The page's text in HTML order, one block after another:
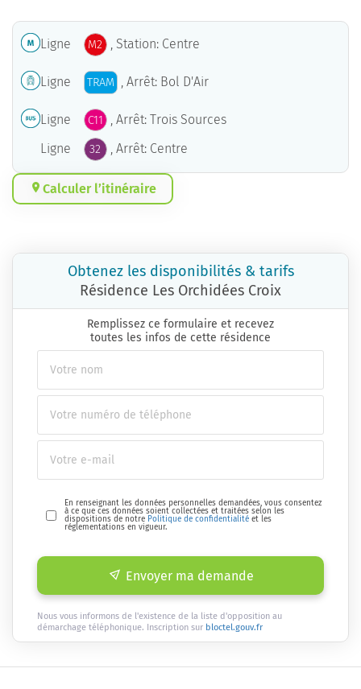
Ligne M2 , Station: Centre
Ligne TRAM , Arrêt: Bol D'Air
Ligne C11
, Arrêt: Trois Sources
Ligne
32 , Arrêt: Centre
Calculer l’itinéraire
Obtenez les disponibilités & tarifs
Résidence Les Orchidées Croix
Remplissez ce formulaire et recevez
toutes les infos de cette résidence
En renseignant les données personnelles demandées, vous consentez
à ce que ces données soient collectées et traitées selon les
dispositions de notre Politique de confidentialité et les
réglementations en vigueur.
Envoyer ma demande
Nous vous informons de l'existence de la liste d'opposition au
démarchage téléphonique. Inscription sur bloctel.gouv.fr